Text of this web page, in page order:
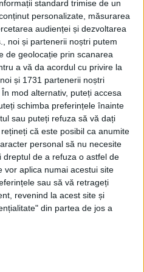
standard trimise de un
personalizate, măsurarea
audienței și dezvoltarea
noi și partenerii noștri putem
de geolocație prin scanarea
a vă da acordul cu privire la
și 1731 partenerii noștri
mod alternativ, puteți accesa
schimba preferințele înainte
sau puteți refuza să vă dați
că este posibil ca anumite
personal să nu necesite
de a refuza o astfel de
vor aplica numai acestui site
sau să vă retrageți
revenind la acest site și
din partea de jos a
2024
TWITTER
VA INVITĂM SĂ NE URMĂRIȚI
TINE
de la primele aparate
cazinourilor în